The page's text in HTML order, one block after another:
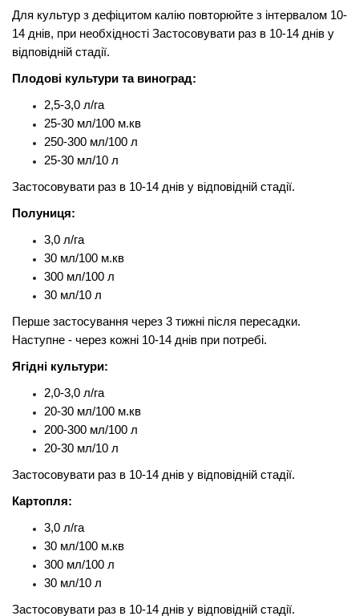
Для культур з дефіцитом калію повторюйте з інтервалом 10-
14 днів, при необхідності Застосовувати раз в 10-14 днів у
відповідній стадії.
Плодові культури та виноград:
2,5-3,0 л/га
25-30 мл/100 м.кв
250-300 мл/100 л
25-30 мл/10 л
Застосовувати раз в 10-14 днів у відповідній стадії.
Полуниця:
3,0 л/га
30 мл/100 м.кв
300 мл/100 л
30 мл/10 л
Перше застосування через 3 тижні після пересадки.
Наступне - через кожні 10-14 днів при потребі.
Ягідні культури:
2,0-3,0 л/га
20-30 мл/100 м.кв
200-300 мл/100 л
20-30 мл/10 л
Застосовувати раз в 10-14 днів у відповідній стадії.
Картопля:
3,0 л/га
30 мл/100 м.кв
300 мл/100 л
30 мл/10 л
Застосовувати раз в 10-14 днів у відповідній стадії.